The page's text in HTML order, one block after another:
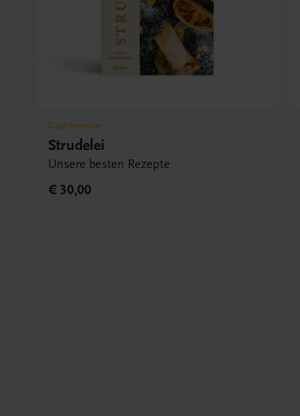
Gastronomie
Strudelei
Unsere besten Rezepte
€ 30,00